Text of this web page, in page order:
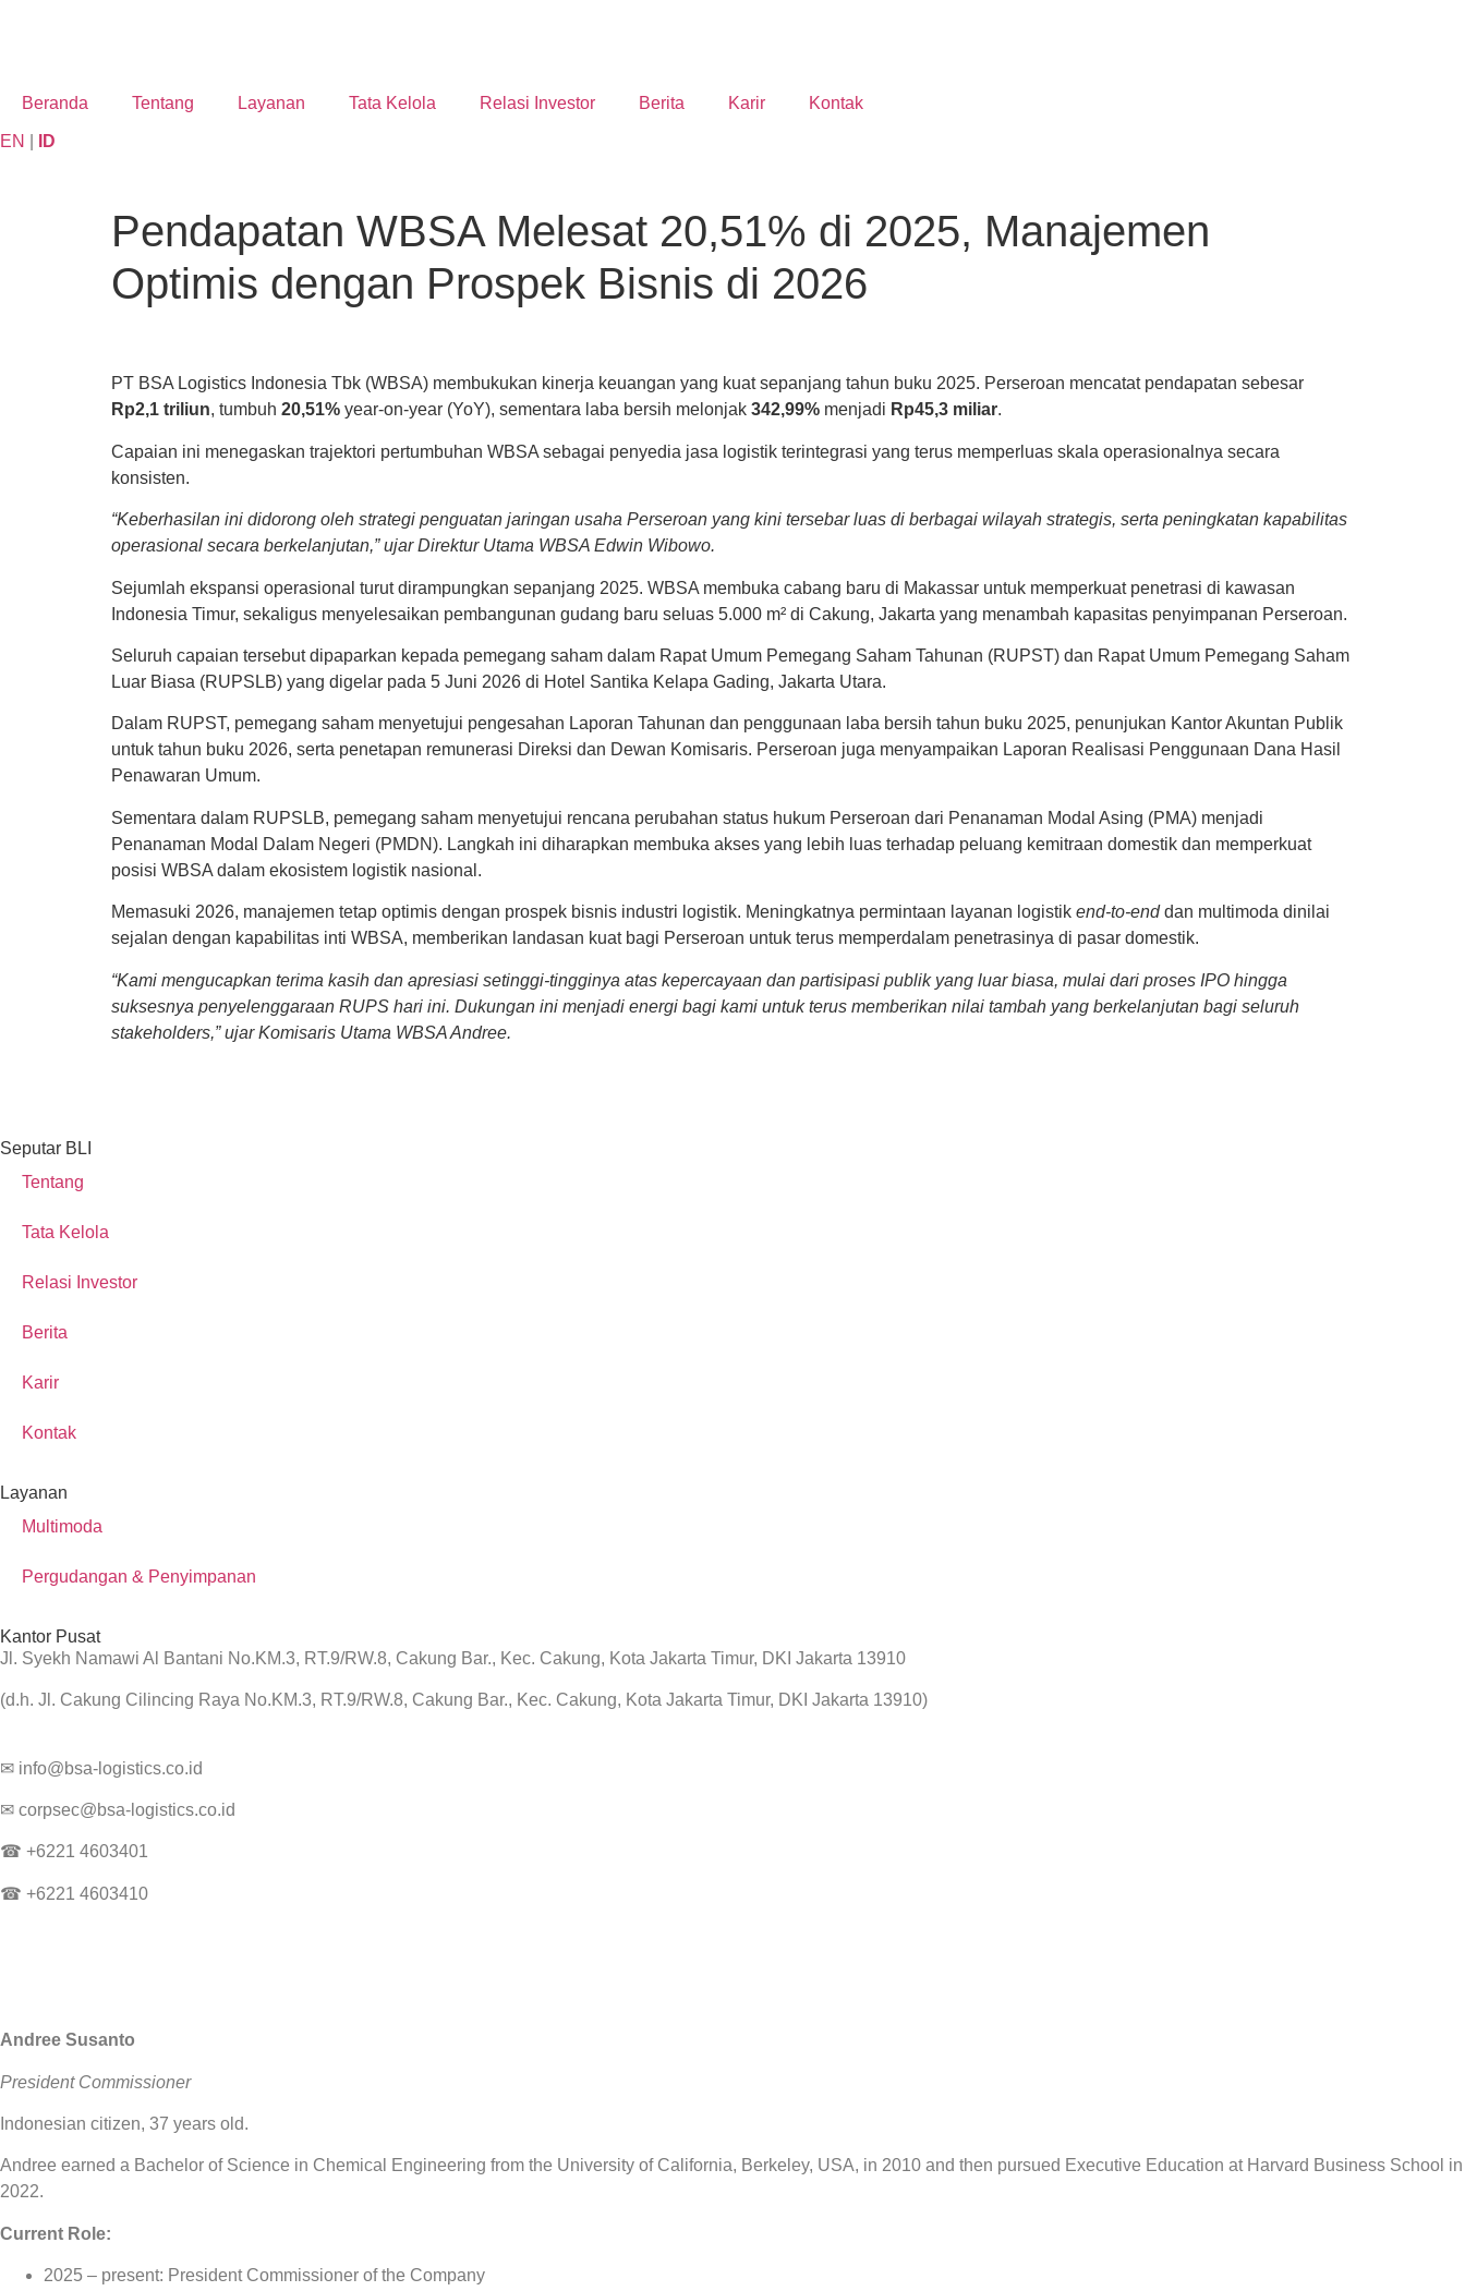
Beranda Tentang Layanan Tata Kelola Relasi Investor Berita Karir Kontak
EN ID
Pendapatan WBSA Melesat 20,51% di 2025, Manajemen
Optimis dengan Prospek Bisnis di 2026
PT BSA Logistics Indonesia Tbk (WBSA) membukukan kinerja keuangan yang kuat sepanjang tahun buku 2025. Perseroan mencatat pendapatan sebesar
Rp2,1 triliun, tumbuh 20,51% year-on-year (YoY), sementara laba bersih melonjak 342,99% menjadi Rp45,3 miliar.
Capaian ini menegaskan trajektori pertumbuhan WBSA sebagai penyedia jasa logistik terintegrasi yang terus memperluas skala operasionalnya secara
konsisten.
“Keberhasilan ini didorong oleh strategi penguatan jaringan usaha Perseroan yang kini tersebar luas di berbagai wilayah strategis, serta peningkatan kapabilitas
operasional secara berkelanjutan,” ujar Direktur Utama WBSA Edwin Wibowo.
Sejumlah ekspansi operasional turut dirampungkan sepanjang 2025. WBSA membuka cabang baru di Makassar untuk memperkuat penetrasi di kawasan
Indonesia Timur, sekaligus menyelesaikan pembangunan gudang baru seluas 5.000 m² di Cakung, Jakarta yang menambah kapasitas penyimpanan Perseroan.
Seluruh capaian tersebut dipaparkan kepada pemegang saham dalam Rapat Umum Pemegang Saham Tahunan (RUPST) dan Rapat Umum Pemegang Saham
Luar Biasa (RUPSLB) yang digelar pada 5 Juni 2026 di Hotel Santika Kelapa Gading, Jakarta Utara.
Dalam RUPST, pemegang saham menyetujui pengesahan Laporan Tahunan dan penggunaan laba bersih tahun buku 2025, penunjukan Kantor Akuntan Publik
untuk tahun buku 2026, serta penetapan remunerasi Direksi dan Dewan Komisaris. Perseroan juga menyampaikan Laporan Realisasi Penggunaan Dana Hasil
Penawaran Umum.
Sementara dalam RUPSLB, pemegang saham menyetujui rencana perubahan status hukum Perseroan dari Penanaman Modal Asing (PMA) menjadi
Penanaman Modal Dalam Negeri (PMDN). Langkah ini diharapkan membuka akses yang lebih luas terhadap peluang kemitraan domestik dan memperkuat
posisi WBSA dalam ekosistem logistik nasional.
Memasuki 2026, manajemen tetap optimis dengan prospek bisnis industri logistik. Meningkatnya permintaan layanan logistik end-to-enddan multimoda dinilai
sejalan dengan kapabilitas inti WBSA, memberikan landasan kuat bagi Perseroan untuk terus memperdalam penetrasinya di pasar domestik.
“Kami mengucapkan terima kasih dan apresiasi setinggi-tingginya atas kepercayaan dan partisipasi publik yang luar biasa, mulai dari proses IPO hingga
suksesnya penyelenggaraan RUPS hari ini. Dukungan ini menjadi energi bagi kami untuk terus memberikan nilai tambah yang berkelanjutan bagi seluruh
stakeholders,” ujar Komisaris Utama WBSA Andree.
Seputar BLI
Tentang
Tata Kelola
Relasi Investor
Berita
Karir
Kontak
Layanan
Multimoda
Pergudangan & Penyimpanan
Kantor Pusat
Jl. Syekh Namawi Al Bantani No.KM.3, RT.9/RW.8, Cakung Bar., Kec. Cakung, Kota Jakarta Timur, DKI Jakarta 13910
(d.h. Jl. Cakung Cilincing Raya No.KM.3, RT.9/RW.8, Cakung Bar., Kec. Cakung, Kota Jakarta Timur, DKI Jakarta 13910)
✉ info@bsa-logistics.co.id
✉ corpsec@bsa-logistics.co.id
☎ +6221 4603401
☎ +6221 4603410
Andree Susanto
President Commissioner
Indonesian citizen, 37 years old.
Andree earned a Bachelor of Science in Chemical Engineering from the University of California, Berkeley, USA, in 2010 and then pursued Executive Education at Harvard Business School in
2022.
Current Role:
2025 – present: President Commissioner of the Company